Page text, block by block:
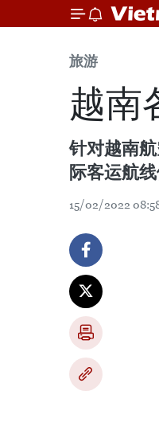
旅游
越南
针对越南
际客运航线
15/02/2022